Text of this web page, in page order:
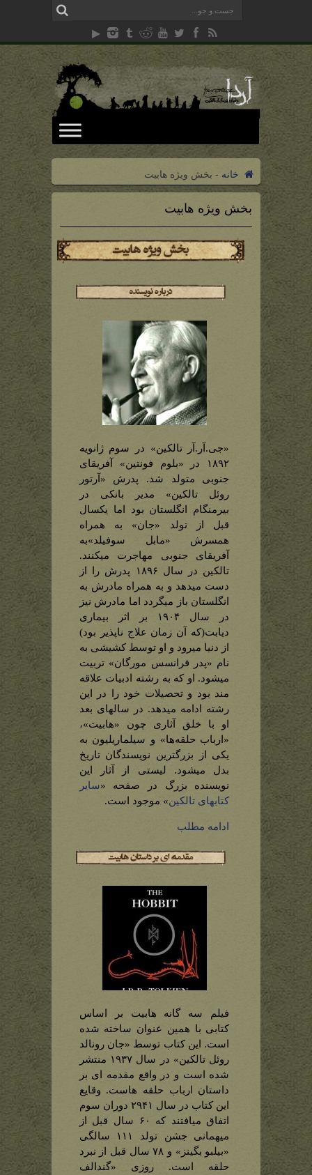
خانه - بخش ویژه هابیت
بخش ویژه هابیت
«جی.آر.آر تالکین» در سوم ژانویه
۱۸۹۲ در «بلوم فونتین» آفریقای
جنوبی متولد شد. پدرش «آرتور
روئل تالکین» مدیر بانکی در
بیرمنگام انگلستان بود اما یکسال
قبل از تولد «جان» به همراه
همسرش «مابل سوفیلد»به
آفریقای جنوبی مهاجرت میکنند.
تالکین در سال ۱۸۹۶ پدرش را از
دست میدهد و به همراه مادرش به
انگلستان باز میگردد اما مادرش نیز
در سال ۱۹۰۴ بر اثر بیماری
دیابت(که آن زمان علاج ناپذیر بود)
از دنیا میرود و او توسط کشیشی به
نام «پدر فرانسس مورگان» تربیت
میشود. او که به رشته ادبیات علاقه
مند بود و تحصیلات خود را در این
رشته ادامه میدهد. در سالهای بعد
او با خلق آثاری چون «هابیت»،
«ارباب حلقه‌ها» و سیلماریلیون به
یکی از بزرگترین نویسندگان تاریخ
بدل میشود. لیستی از آثار این
نویسنده بزرگ در صفحه «سایر
کتابهای تالکین» موجود است.
ادامه مطلب
فیلم سه گانه هابیت بر اساس
کتابی با همین عنوان ساخته شده
است. این کتاب توسط «جان رونالد
روئل تالکین» در سال ۱۹۳۷ منتشر
شده است و در واقع مقدمه ای بر
داستان ارباب حلقه هاست. وقایع
این کتاب در سال ۲۹۴۱ دوران سوم
اتفاق میافتند که ۶۰ سال قبل از
میهمانی جشن تولد ۱۱۱ سالگی
«بیلبو بگینز» و ۷۸ سال قبل از نبرد
حلقه است. روزی «گندالف